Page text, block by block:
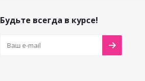
Будьте всегда в курсе!